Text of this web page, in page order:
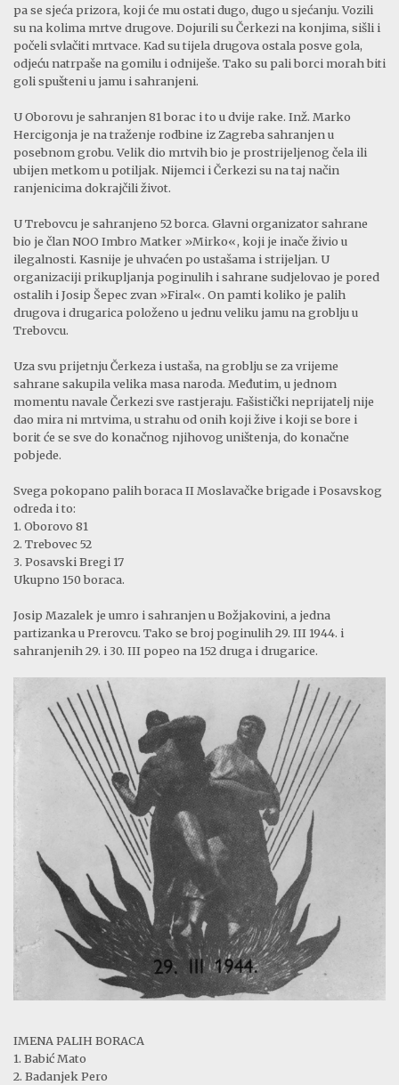
pa se sjeća prizora, koji će mu ostati dugo, dugo u sjećanju. Vozili
su na kolima mrtve drugove. Dojurili su Čer­kezi na konjima, sišli i
počeli svlačiti mrtvace. Kad su tijela drugova ostala posve gola,
odjeću natrpaše na gomilu i odniješe. Tako su pali borci morah biti
goli spušteni u jamu i sa­hranjeni.
U Oborovu je sahranjen 81 borac i to u dvije rake. Inž. Marko
Hercigonja je na traženje rodbine iz Zagreba sahranjen u
posebnom grobu. Velik dio mrtvih bio je prostrijeljenog čela ili
ubijen met­kom u potiljak. Nijemci i Čerkezi su na taj način
ranjenicima dokrajčili život.
U Trebovcu je sahranjeno 52 borca. Glavni organizator sahrane
bio je član NOO Imbro Matker »Mirko«, koji je inače živio u
ilegalnosti. Kasnije je uhva­ćen po ustašama i strijeljan. U
organizaciji prikupljanja poginulih i sahrane sudjelovao je pored
ostalih i Josip Šepec zvan »Firal«. On pamti koliko je palih
drugova i drugarica položeno u jednu veliku jamu na groblju u
Trebovcu.
Uza svu prijetnju Čerkeza i ustaša, na groblju se za vri­jeme
sahrane sakupila velika masa naroda. Međutim, u jednom
momentu navale Čerkezi sve rastjeraju. Fašistički neprijatelj nije
dao mira ni mrtvima, u strahu od onih koji žive i koji se bore i
borit će se sve do konačnog njihovog uništenja, do konačne
pobjede.
Svega pokopano palih boraca II Moslavačke brigade i Po­savskog
odreda i to:
1. Oborovo 81
2. Trebovec 52
3. Posavski Bregi 17
Ukupno 150 boraca.
Josip Mazalek je umro i sahranjen u Božjakovini, a jedna
partizanka u Prerovcu. Tako se broj poginulih 29. III 1944. i
sahranjenih 29. i 30. III popeo na 152 druga i drugarice.
IMENA PALIH BORACA
1. Babić Mato
2. Badanjek Pero